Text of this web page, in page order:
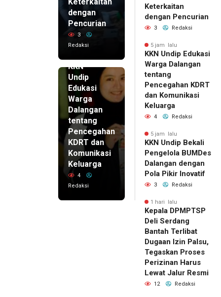
dengan
Pencurian
3
Redaksi
KKN
Undip
Edukasi
Warga
Dalangan
tentang
Pencegahan
KDRT dan
Komunikasi
Keluarga
4
Redaksi
Keterkaitan
dengan Pencurian
3 Redaksi
5 jam lalu
KKN Undip Edukasi
Warga Dalangan
tentang
Pencegahan KDRT
dan Komunikasi
Keluarga
4 Redaksi
5 jam lalu
KKN Undip Bekali
Pengelola BUMDes
Dalangan dengan
Pola Pikir Inovatif
3 Redaksi
1 hari lalu
Kepala DPMPTSP
Deli Serdang
Bantah Terlibat
Dugaan Izin Palsu,
Tegaskan Proses
Perizinan Harus
Lewat Jalur Resmi
12 Redaksi